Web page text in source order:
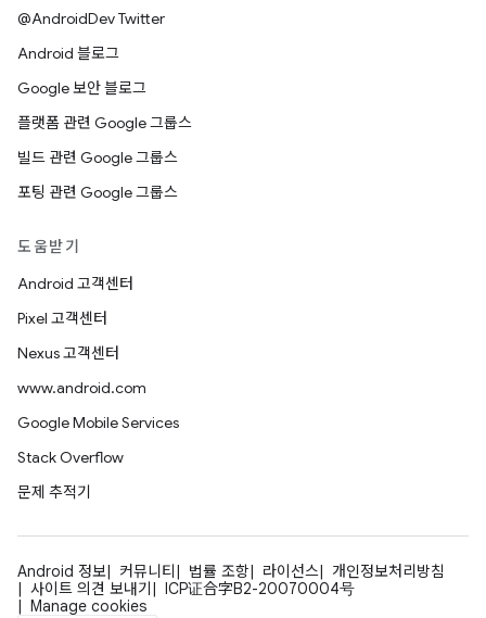
@AndroidDev Twitter
Android 블로그
Google 보안 블로그
플랫폼 관련 Google 그룹스
빌드 관련 Google 그룹스
포팅 관련 Google 그룹스
도움받기
Android 고객센터
Pixel 고객센터
Nexus 고객센터
www.android.com
Google Mobile Services
Stack Overflow
문제 추적기
Android 정보 커뮤니티 법률 조항 라이선스
개인정보처리방침
사이트 의견 보내기
ICP证合字B2-20070004号
Manage cookies